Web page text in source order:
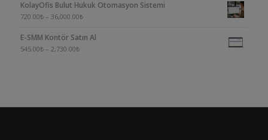
4.00oy aldı
KolayOfis Bulut Hukuk Otomasyon Sistemi
720.00₺ – 36,000.00₺
E-SMM Kontör Satın Al
545.00₺ – 2,730.00₺